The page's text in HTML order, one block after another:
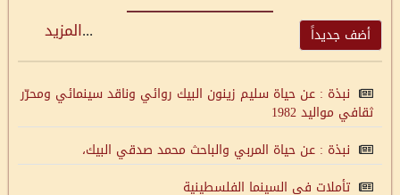
أضف جديداً ...المزيد
نبذة : عن حياة سليم زينون البيك روائي وناقد سينمائي ومحرّر
ثقافي مواليد 1982
نبذة : عن حياة المربي والباحث محمد صدقي البيك،
تأملات في السينما الفلسطينية